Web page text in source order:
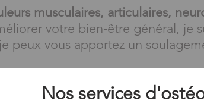
musculaires, articulaires,
votre bien-être général, je
peux vous apportez un
Nos services